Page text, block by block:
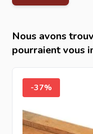
Nous avons
pourraient vous
-37%